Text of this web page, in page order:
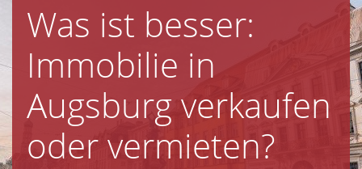
Was ist besser:
Immobilie in
Augsburg verkaufen
oder vermieten?